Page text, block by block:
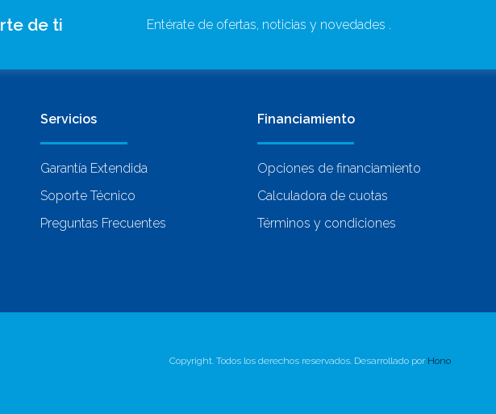
de ti Entérate de ofertas, noticias y novedades .
Servicios
Garantía Extendida
Soporte Técnico
Preguntas Frecuentes
Financiamiento
Opciones de financiamiento
Calculadora de cuotas
Términos y condiciones
Copyright. Todos los derechos reservados. Desarrollado por Hono